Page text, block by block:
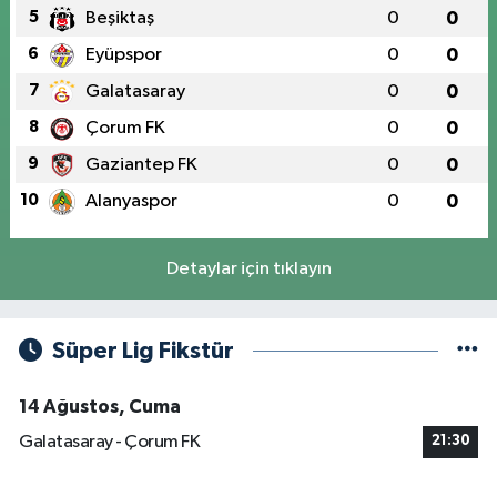
5 Beşiktaş 0 0
6 Eyüpspor 0 0
7 Galatasaray 0 0
8 Çorum FK 0 0
9 Gaziantep FK 0 0
10 Alanyaspor 0 0
Detaylar için tıklayın
Süper Lig Fikstür
14 Ağustos, Cuma
Galatasaray - Çorum FK
21:30